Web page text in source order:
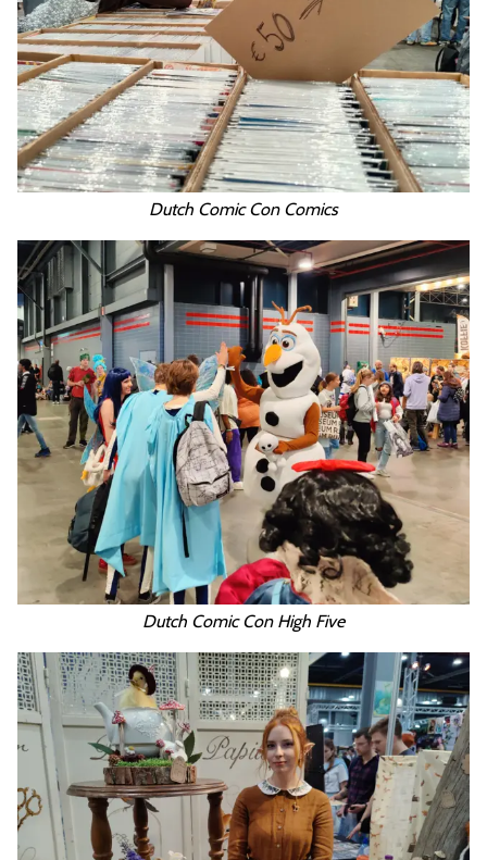
Dutch Comic Con Comics
Dutch Comic Con High Five